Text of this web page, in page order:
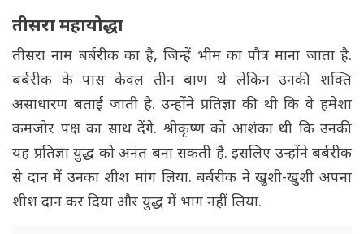
तीसरा महायोद्धा
तीसरा नाम बर्बरीक का है, जिन्हें भीम का पौत्र माना जाता है.
बर्बरीक के पास केवल तीन बाण थे लेकिन उनकी शक्ति
असाधारण बताई जाती है. उन्होंने प्रतिज्ञा की थी कि वे हमेशा
कमजोर पक्ष का साथ देंगे. श्रीकृष्ण को आशंका थी कि उनकी
यह प्रतिज्ञा युद्ध को अनंत बना सकती है. इसलिए उन्होंने बर्बरीक
से दान में उनका शीश मांग लिया. बर्बरीक ने खुशी-खुशी अपना
शीश दान कर दिया और युद्ध में भाग नहीं लिया.